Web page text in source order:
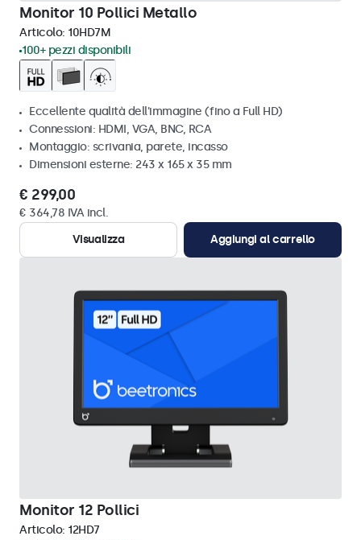
Monitor 10 Pollici Metallo
Articolo: 10HD7M
100+ pezzi disponibili
Eccellente qualità dell'immagine (fino a Full HD)
Connessioni: HDMI, VGA, BNC, RCA
Montaggio: scrivania, parete, incasso
Dimensioni esterne: 243 x 165 x 35 mm
€ 299,00
€ 364,78 IVA incl.
Visualizza
Aggiungi al carrello
Monitor 12 Pollici
Articolo: 12HD7